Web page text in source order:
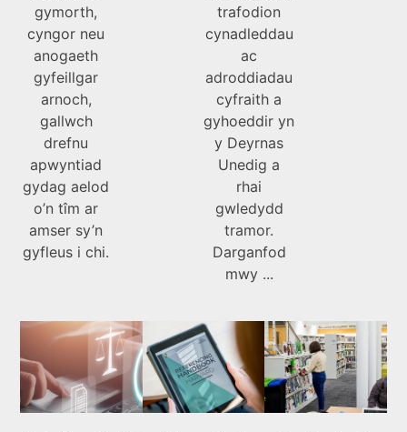
gymorth,
cyngor neu
anogaeth
gyfeillgar
arnoch,
gallwch
drefnu
apwyntiad
gydag aelod
o’n tîm ar
amser sy’n
gyfleus i chi.
trafodion
cynadleddau
ac
adroddiadau
cyfraith a
gyhoeddir yn
y Deyrnas
Unedig a
rhai
gwledydd
tramor.
Darganfod
mwy ...